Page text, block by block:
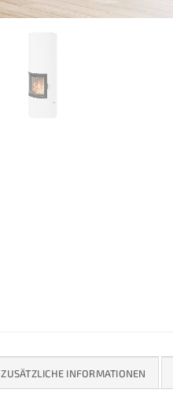
ZUSÄTZLICHE INFORMATIONEN